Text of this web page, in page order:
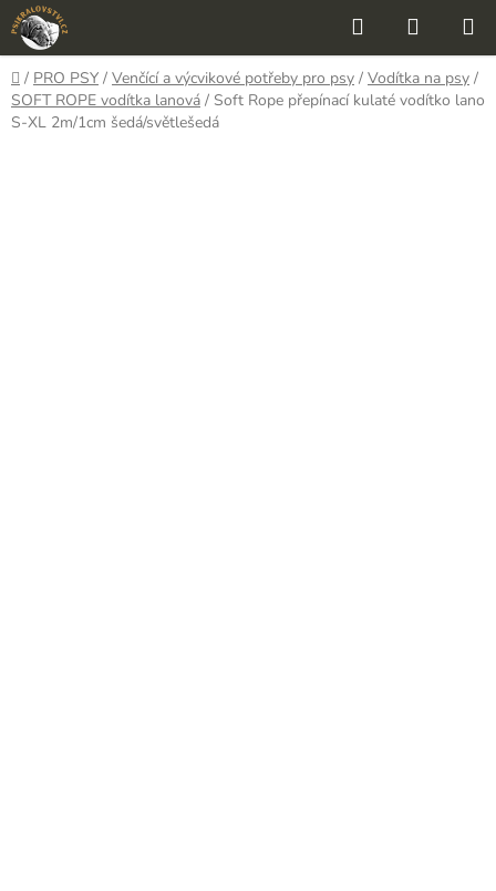
Přejít
na
obsah
Hledat
KOŠÍK
Domů
/ PRO PSY / Venčící a výcvikové potřeby pro psy / Vodítka na psy /
SOFT ROPE vodítka lanová / Soft Rope přepínací kulaté vodítko lano
S-XL 2m/1cm šedá/světlešedá